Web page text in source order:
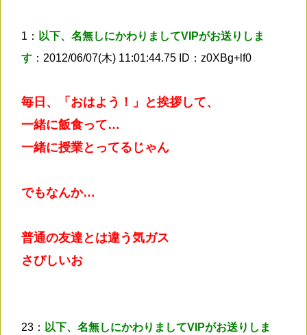
1： 以下、名無しにかわりましてVIPがお送りしま
す ：2012/06/07(木) 11:01:44.75 ID：z0XBg+lf0
毎日、「おはよう！」と挨拶して、
一緒に飯食って…
一緒に授業とってるじゃん
でもなんか…
普通の友達とは違う気ガス
さびしいお
23： 以下、名無しにかわりましてVIPがお送りしま